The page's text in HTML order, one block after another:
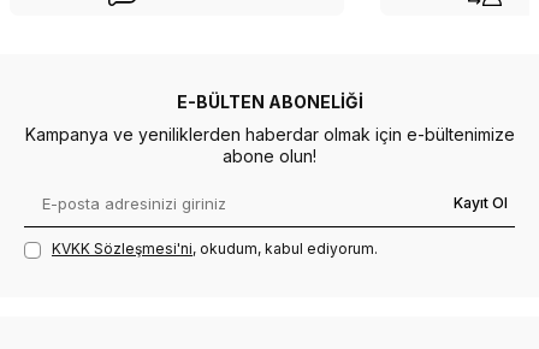
E-BÜLTEN ABONELIĞI
Kampanya ve yeniliklerden haberdar olmak için e-bültenimize
abone olun!
Kayıt Ol
KVKK Sözleşmesi'ni, okudum, kabul ediyorum.